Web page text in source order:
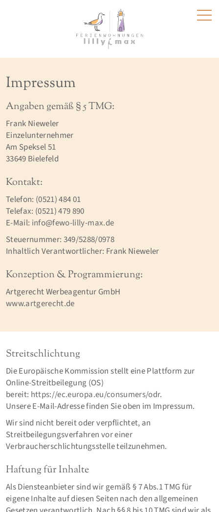
Impressum
Angaben gemäß § 5 TMG:
Frank Nieweler
Einzelunternehmer
Am Speksel 51
33649 Bielefeld
Kontakt:
Telefon: (0521) 484 01
Telefax: (0521) 479 890
E-Mail: info@fewo-lilly-max.de
Steuernummer: 349/5288/0978
Inhaltlich Verantwortlicher: Frank Nieweler
Konzeption & Programmierung:
Artgerecht Werbeagentur GmbH
www.artgerecht.de
Streitschlichtung
Die Europäische Kommission stellt eine Plattform zur
Online-Streitbeilegung (OS)
bereit: https://ec.europa.eu/consumers/odr.
Unsere E-Mail-Adresse finden Sie oben im Impressum.
Wir sind nicht bereit oder verpflichtet, an
Streitbeilegungsverfahren vor einer
Verbraucherschlichtungsstelle teilzunehmen.
Haftung für Inhalte
Als Diensteanbieter sind wir gemäß § 7 Abs.1 TMG für
eigene Inhalte auf diesen Seiten nach den allgemeinen